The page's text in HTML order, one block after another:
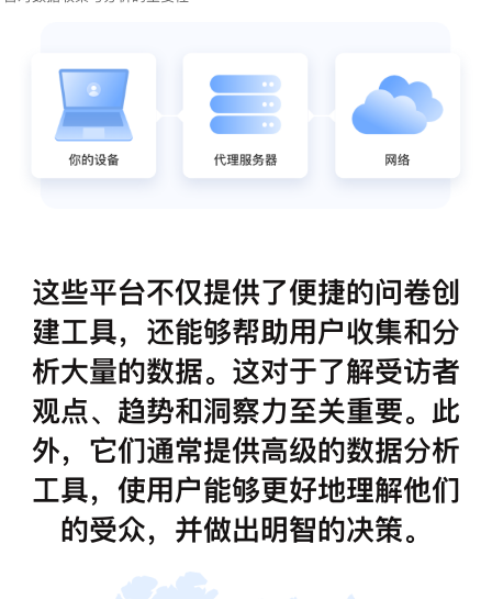
这些平台不仅提供了便捷的问卷创
建工具，还能够帮助用户收集和分
析大量的数据。这对于了解受访者
观点、趋势和洞察力至关重要。此
外，它们通常提供高级的数据分析
工具，使用户能够更好地理解他们
的受众，并做出明智的决策。